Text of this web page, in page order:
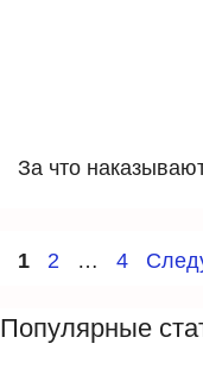
За что
Навигация
Страница
1 Страница
2 … 4
Популярные